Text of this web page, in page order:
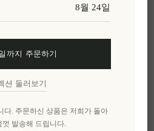
8월 24일
까지 주문하기
션 둘러보기
다. 주문하신 상품은 저희가 돌아
껏 발송해 드립니다.